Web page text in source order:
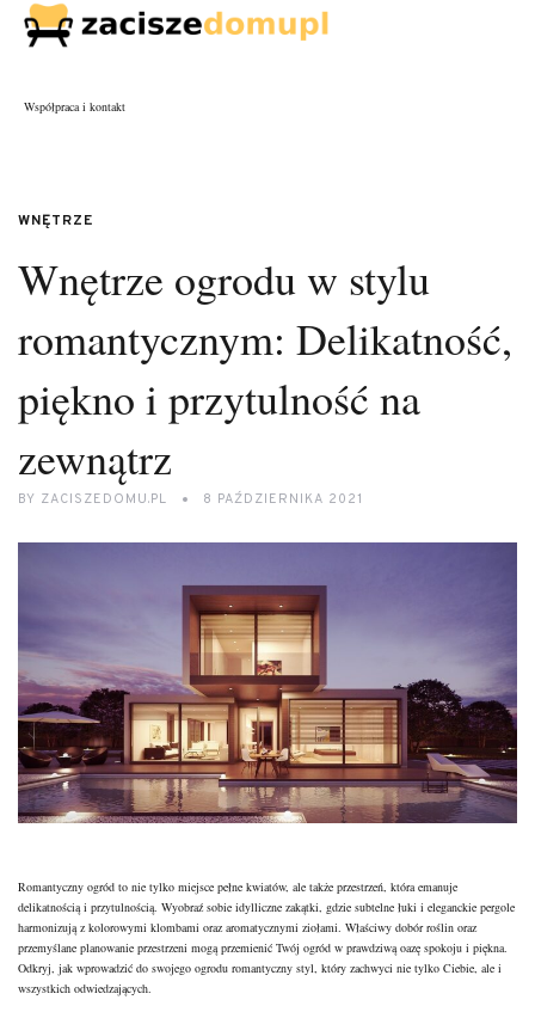
Współpraca i kontakt
WNĘTRZE
Wnętrze ogrodu w stylu
romantycznym: Delikatność,
piękno i przytulność na
zewnątrz
BY ZACISZEDOMU.PL 8 PAŹDZIERNIKA 2021
Romantyczny ogród to nie tylko miejsce pełne kwiatów, ale także przestrzeń, która emanuje
delikatnością i przytulnością. Wyobraź sobie idylliczne zakątki, gdzie subtelne łuki i eleganckie pergole
harmonizują z kolorowymi klombami oraz aromatycznymi ziołami. Właściwy dobór roślin oraz
przemyślane planowanie przestrzeni mogą przemienić Twój ogród w prawdziwą oazę spokoju i piękna.
Odkryj, jak wprowadzić do swojego ogrodu romantyczny styl, który zachwyci nie tylko Ciebie, ale i
wszystkich odwiedzających.